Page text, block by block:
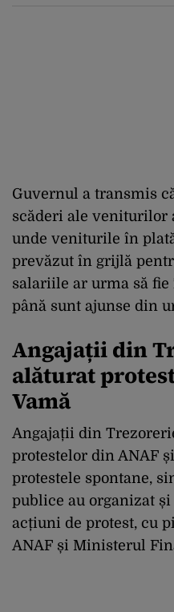
Guvernul a transmis
scăderi ale veniturilor
unde veniturile în
prevăzut în grijlă
salariile ar urma să
până sunt ajunse din
Angajații din
alăturat
Vamă
Angajații din
protestelor din ANAF
protestele spontane,
publice au organizat
acțiuni de protest, cu
ANAF și Ministerul